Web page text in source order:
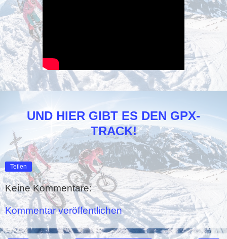
UND HIER GIBT ES DEN GPX-
TRACK!
Teilen
Keine Kommentare:
Kommentar veröffentlichen